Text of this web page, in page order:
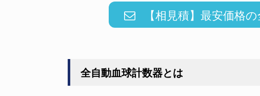
【相見積】最安価格
全自動血球計数器とは